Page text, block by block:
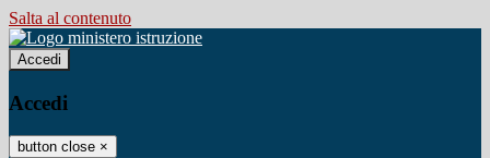
Salta al contenuto
Accedi
Accedi
button close ×